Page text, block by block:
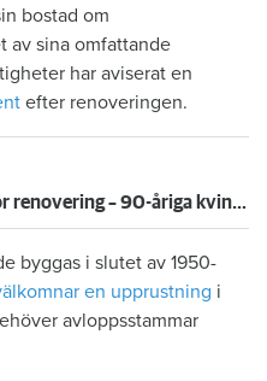
bostad om
av sina omfattande
har aviserat en
efter renoveringen.
Skulle vräkas inför renovering – 90-åriga kvinnan får bo kvar: ”Ovissheten har varit grym”
byggas i slutet av 1950-
en upprustning i
avloppsstammar